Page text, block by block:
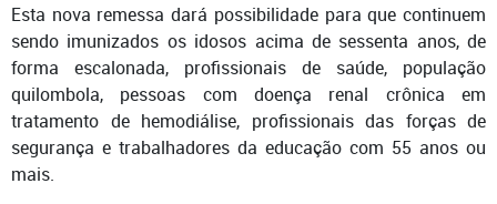
Esta nova remessa dará possibilidade para que continuem
sendo imunizados os idosos acima de sessenta anos, de
forma escalonada, profissionais de saúde, população
quilombola, pessoas com doença renal crônica em
tratamento de hemodiálise, profissionais das forças de
segurança e trabalhadores da educação com 55 anos ou
mais.